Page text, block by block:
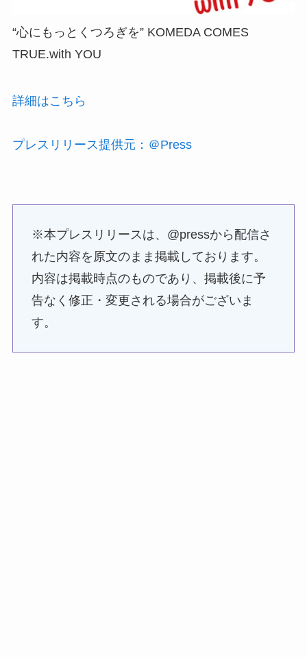
“心にもっとくつろぎを” KOMEDA COMES
TRUE.with YOU
詳細はこちら
プレスリリース提供元：＠Press
※本プレスリリースは、@pressから配信さ
れた内容を原文のまま掲載しております。
内容は掲載時点のものであり、掲載後に予
告なく修正・変更される場合がございま
す。